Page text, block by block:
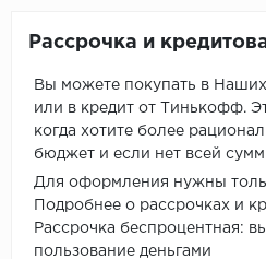
Рассрочка и
Вы можете покупать в
или в кредит от Тинькофф.
когда хотите более
бюджет и если нет всей
Для оформления нужны
Подробнее о рассрочках и
Рассрочка беспроцентная:
пользование деньгами